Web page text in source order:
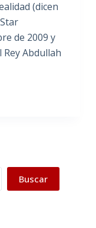
(dicen
de 2009 y
Abdullah
Buscar